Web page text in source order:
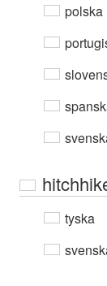
polska
tyska